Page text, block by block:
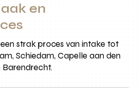
en
strak proces van intake tot
Schiedam, Capelle aan den
Barendrecht.